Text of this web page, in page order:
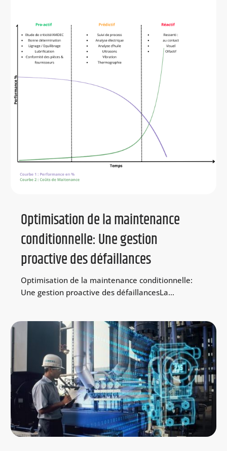
Optimisation de la maintenance
conditionnelle: Une gestion
proactive des défaillances
Optimisation de la maintenance conditionnelle:
Une gestion proactive des défaillancesLa...